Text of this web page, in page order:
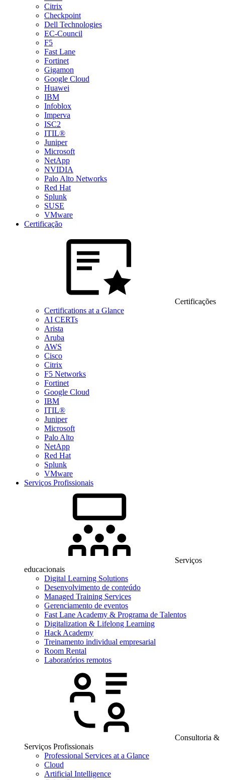
Citrix
Checkpoint
Dell Technologies
EC-Council
F5
Fast Lane
Fortinet
Gigamon
Google Cloud
Huawei
IBM
Infoblox
Imperva
ISC2
ITIL®
Juniper
Microsoft
NetApp
NVIDIA
Palo Alto Networks
Red Hat
Splunk
SUSE
VMware
Certificação
Certificações
Certifications at a Glance
AI CERTs
Arista
Aruba
AWS
Cisco
Citrix
F5 Networks
Fortinet
Google Cloud
IBM
ITIL®
Juniper
Microsoft
Palo Alto
NetApp
Red Hat
Splunk
VMware
Serviços Profissionais
Serviços
educacionais
Digital Learning Solutions
Desenvolvimento de conteúdo
Managed Training Services
Gerenciamento de eventos
Fast Lane Academy & Programa de Talentos
Digitalization & Lifelong Learning
Hack Academy
Treinamento individual empresarial
Room Rental
Laboratórios remotos
Consultoria &
Serviços Profissionais
Professional Services at a Glance
Cloud
Artificial Intelligence